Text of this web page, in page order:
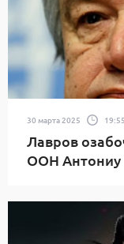
30 марта 2025 19:55
Лавров
ООН Антониу